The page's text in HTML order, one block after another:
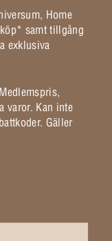
Home
samt tillgång
exklusiva
varor. Kan inte
Gäller